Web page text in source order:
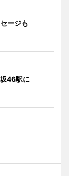
ージも
46駅に